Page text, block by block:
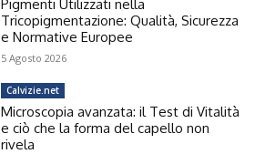
Pigmenti Utilizzati nella
Tricopigmentazione: Qualità, Sicurezza
e Normative Europee
5 Agosto 2026
Calvizie.net
Microscopia avanzata: il Test di Vitalità
e ciò che la forma del capello non
rivela